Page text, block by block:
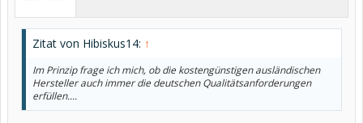
Zitat von Hibiskus14: ↑
Im Prinzip frage ich mich, ob die kostengünstigen ausländischen
Hersteller auch immer die deutschen Qualitätsanforderungen
erfüllen....